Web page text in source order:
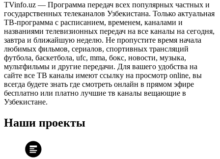
TVinfo.uz — Программа передач всех популярных частных и
государственных телеканалов Узбекистана. Только актуальная
ТВ-программа с расписанием, временем, каналами и
названиями телевизионных передач на все каналы на сегодня,
завтра и ближайшую неделю. Не пропустите время начала
любимых фильмов, сериалов, спортивных трансляций
футбола, баскетбола, ufc, mma, бокс, новости, музыка,
мультфильмы и другие передачи. Для вашего удобства на
сайте все ТВ каналы имеют ссылку на просмотр online, вы
всегда будете знать где смотреть онлайн в прямом эфире
бесплатно или платно лучшие тв каналы вещающие в
Узбекистане.
Наши проекты